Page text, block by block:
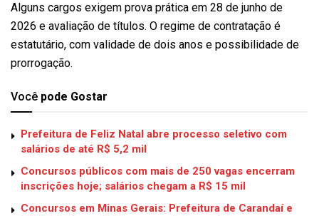
Alguns cargos exigem prova prática em 28 de junho de
2026 e avaliação de títulos. O regime de contratação é
estatutário, com validade de dois anos e possibilidade de
prorrogação.
Você pode Gostar
Prefeitura de Feliz Natal abre processo seletivo com
salários de até R$ 5,2 mil
Concursos públicos com mais de 250 vagas encerram
inscrições hoje; salários chegam a R$ 15 mil
Concursos em Minas Gerais: Prefeitura de Carandaí e